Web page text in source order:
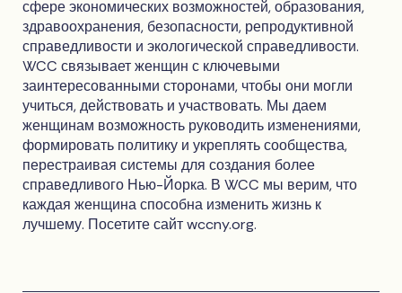
сфере экономических возможностей, образования,
здравоохранения, безопасности, репродуктивной
справедливости и экологической справедливости.
WCC связывает женщин с ключевыми
заинтересованными сторонами, чтобы они могли
учиться, действовать и участвовать. Мы даем
женщинам возможность руководить изменениями,
формировать политику и укреплять сообщества,
перестраивая системы для создания более
справедливого Нью-Йорка. В WCC мы верим, что
каждая женщина способна изменить жизнь к
лучшему. Посетите сайт wccny.org.